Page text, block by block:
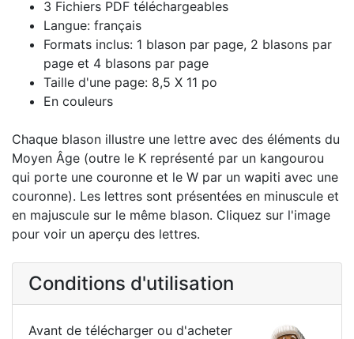
3 Fichiers PDF téléchargeables
Langue: français
Formats inclus: 1 blason par page, 2 blasons par
page et 4 blasons par page
Taille d'une page: 8,5 X 11 po
En couleurs
Chaque blason illustre une lettre avec des éléments du
Moyen Âge (outre le K représenté par un kangourou
qui porte une couronne et le W par un wapiti avec une
couronne). Les lettres sont présentées en minuscule et
en majuscule sur le même blason. Cliquez sur l'image
pour voir un aperçu des lettres.
Conditions d'utilisation
Avant de télécharger ou d'acheter